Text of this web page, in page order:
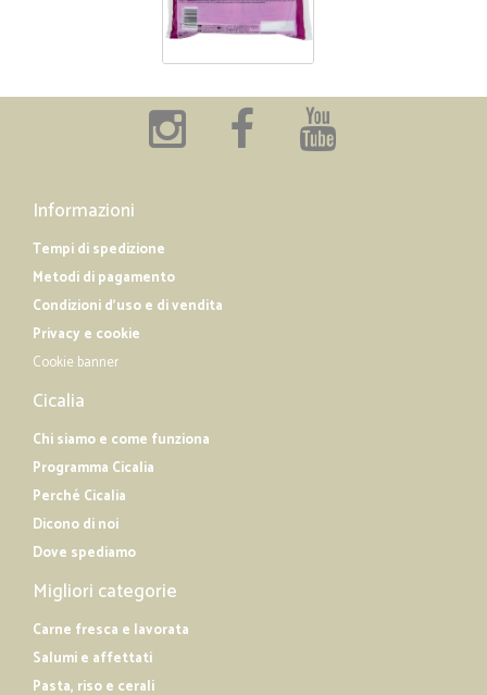
Informazioni
Tempi di spedizione
Metodi di pagamento
Condizioni d'uso e di vendita
Privacy e cookie
Cookie banner
Cicalia
Chi siamo e come funziona
Programma Cicalia
Perché Cicalia
Dicono di noi
Dove spediamo
Migliori categorie
Carne fresca e lavorata
Salumi e affettati
Pasta, riso e cerali